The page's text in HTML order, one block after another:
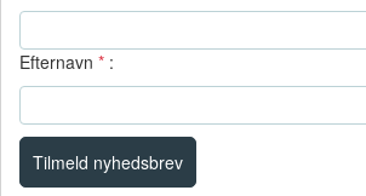
Efternavn * :